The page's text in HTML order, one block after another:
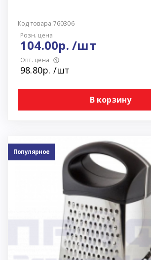
Код товара:760306
Розн. цена
104.00р. /шт
Опт. цена
98.80р. /шт
В корзину
Популярное